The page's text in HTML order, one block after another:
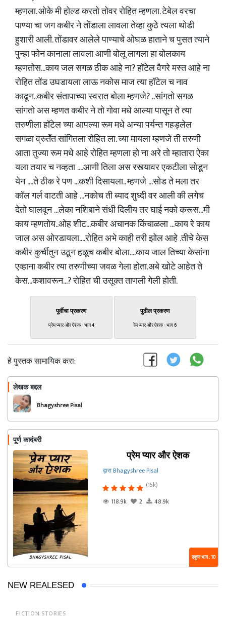
म्हणला. ओके मी होल्ड करतो तोवर रोहित म्हणला. टेबेल वरचा
पाण्या चा जग कबीर ने तोंडाला लावला तेव्हा कुठे त्यला थोडी
हुशारी आली. तोंडावर आलेले पाण्याचे ओघळ हाताने च पुसत त्याने
पुन्हा फोन कानाला लावला आणी बोलू लागला हा बोलकाय
म्हणतोस...काय जल सगळ ठीक आहे ना? हॉटेल वैगरे मस्त आहे ना
रोहित तोंड उघडायला लाऊ नकोस माज त्या हॉटेल च नाव
काढून..कबीर संतापाच्या स्वरात बोला म्हणजे? ..सांगतो सगळ
सांगतो अस म्हणत कबीर ने तो गोवा मधे आल्या पासून ते त्या
तरुणीला हॉटेल च्या आपल्या रूम मधे अन्या पर्यन्त गहड्लेल
सगळा व्रुतँत सांगितला रोहित ला. च्या मायला म्हणजे ती तरुणी
आता तुज्या रूम मधे आहे रोहित म्हणला हो ना अरे तो म्हातारा ऐका
यला तयार च नव्हता ....आणी तिला अस रस्त्यावर एकटीला सोडून
येन ....ते ठीक रे पण ...कशी दिसायला.. म्हणजे ...सोड ते मला तर
कॉल गर्ल वाटती आहे ...नकोच ती ब्याद शुध्दी वर आली की लगेच
देतो घालवून ...लेका नशिबाने संधी दिलीय तर घाई नको करूस...मी
काय म्हणतोय..ओह शीट...कबीर अचानक किंचाळला ...काय रे काय
जाल अस ओरडायला....रोहित अभे काही तरी झोल आहे .तीचे केस
कबीर कुर्चीतुन उठून हळूच कबीर बोला....काय जाल तिच्या केसांना
एव्हाना कबीर त्या तरुणीच्या जवळ गेला होता.अबे खोटे आहेत ते
केस...कशावरून...? रोहित ची उसूक्त ताणली गेली होती.
पूर्वीचा प्रकरण
प्रेम प्यार और ऐशक - भाग 4
पुढील प्रकरण
रेम प्यार और ऐशक - भाग 6
हे पुस्तक सामायिक करा:
लेखक बद्दल
Bhagyshree Pisal
पूर्ण कादंबरी
प्रेम प्यार और ऐशक
द्वारा Bhagyshree Pisal
(15k)
118.9k
2 48.9k
एकूण भाग : 10
NEW REALESED
FICTION STORIES